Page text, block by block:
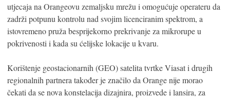
utjecaja na Orangeovu zemaljsku mrežu i omogućuje operateru da
zadrži potpunu kontrolu nad svojim licenciranim spektrom, a
istovremeno pruža besprijekorno prekrivanje za mikrorupe u
pokrivenosti i kada su ćelijske lokacije u kvaru.
Korištenje geostacionarnih (GEO) satelita tvrtke Viasat i drugih
regionalnih partnera također je značilo da Orange nije morao
čekati da se nova konstelacija dizajnira, proizvede i lansira, za